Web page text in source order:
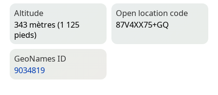
Altitude
343 mètres (1 125
pieds)
Open location code
87V4XX75+GQ
Geo­Names ID
9034819